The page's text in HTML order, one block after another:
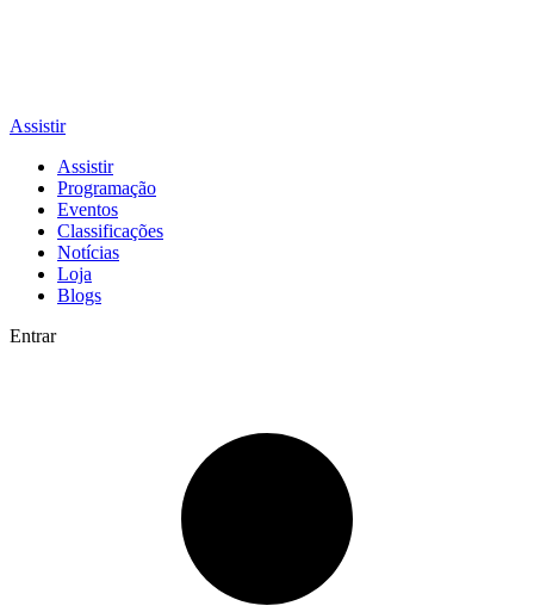
Assistir
Assistir
Programação
Eventos
Classificações
Notícias
Loja
Blogs
Entrar